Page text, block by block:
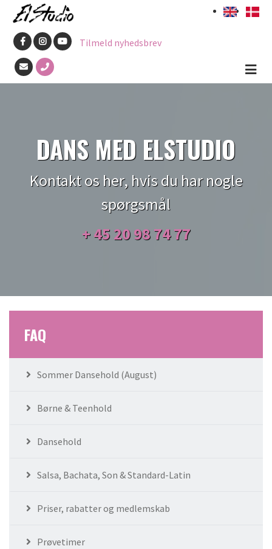
hovedindhold
Tilmeld nyhedsbrev
DANS MED ELSTUDIO
Kontakt os her, hvis du har nogle
spørgsmål
+ 45 20 98 74 77
FAQ
Sommer Dansehold (August)
Børne & Teenhold
Dansehold
Salsa, Bachata, Son & Standard-Latin
Priser, rabatter og medlemskab
Prøvetimer